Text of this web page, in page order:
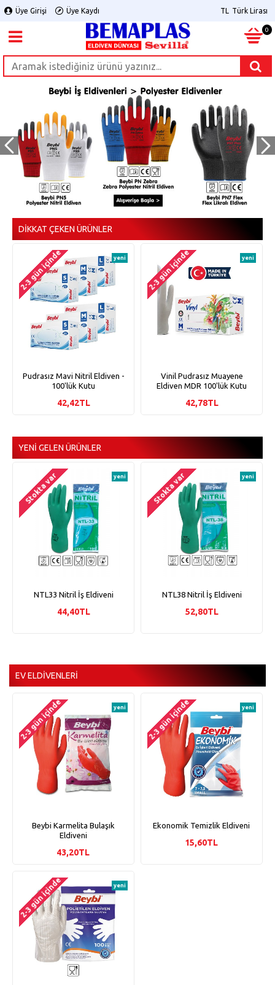
Üye Girişi Üye Kaydı TL Türk Lirası
0
DIKKAT ÇEKEN ÜRÜNLER
yeni
2-3 gün içinde
Pudrasız Mavi Nitril Eldiven -
100'lük Kutu
42,42TL
yeni
2-3 gün içinde
Vinil Pudrasız Muayene
Eldiven MDR 100'lük Kutu
42,78TL
YENI GELEN ÜRÜNLER
yeni
Stokta var
NTL33 Nitril İş Eldiveni
44,40TL
yeni
Stokta var
NTL38 Nitril İş Eldiveni
52,80TL
EV ELDIVENLERI
yeni
2-3 gün içinde
Beybi Karmelita Bulaşık
Eldiveni
43,20TL
yeni
2-3 gün içinde
Ekonomik Temizlik Eldiveni
15,60TL
yeni
2-3 gün içinde